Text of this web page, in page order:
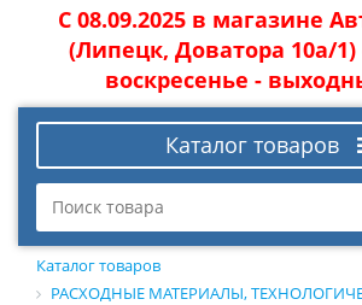
С 08.09.2025 в магазине
(Липецк, Доватора 10а/1)
воскресенье -
Каталог товаров
Каталог товаров
РАСХОДНЫЕ МАТЕРИАЛЫ,